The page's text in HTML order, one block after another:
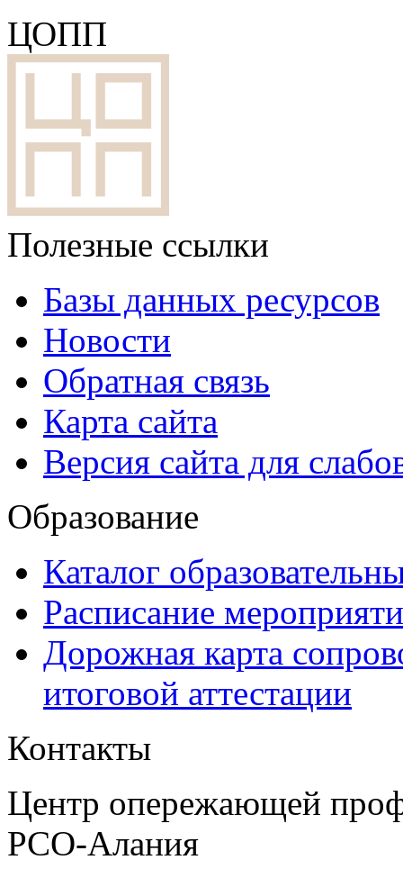
ЦОПП
Полезные ссылки
Базы данных ресурсов
Новости
Обратная связь
Карта сайта
Версия сайта для
Образование
Каталог
Расписание
Дорожная карта
итоговой аттестации
Контакты
Центр опережающей
РСО-Алания